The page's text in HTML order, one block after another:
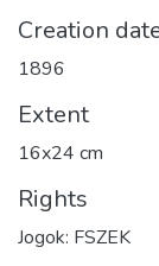
Creation
1896
Extent
16x24 cm
Rights
Jogok: FSZEK